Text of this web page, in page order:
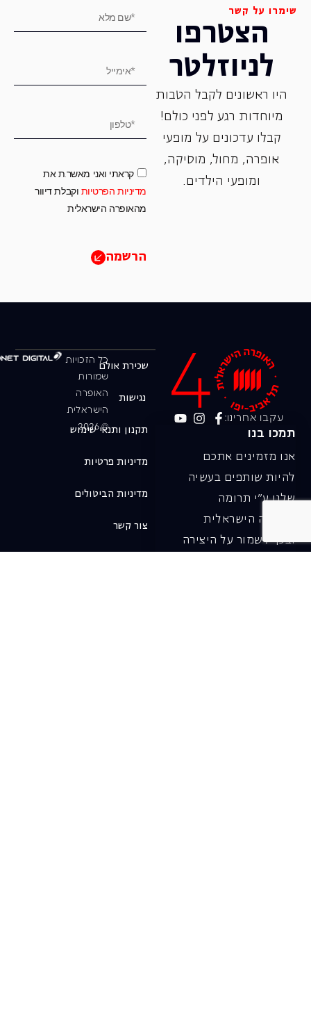
שימרו על קשר
הצטרפו
לניוזלטר
היו ראשונים לקבל הטבות
מיוחדות רגע לפני כולם!
קבלו עדכונים על מופעי
אופרה, ‏מחול, ‏מוסיקה,
ומופעי הילדים.
קראתי ואני מאשר.ת את
מדיניות הפרטיות וקבלת דיוור
מהאופרה הישראלית
הרשמה
עקבו אחרינו:
תמכו בנו
אנו מזמינים אתכם
להיות שותפים בעשיה
שלנו ע"י תרומה
לאופרה הישראלית
ובכך לשמור על היצירה
כל הזכויות
שמורות
האופרה
הישראלית
© 2026
שכירת אולם
נגישות
תקנון ותנאי שימוש
מדיניות פרטיות
מדיניות הביטולים
צור קשר